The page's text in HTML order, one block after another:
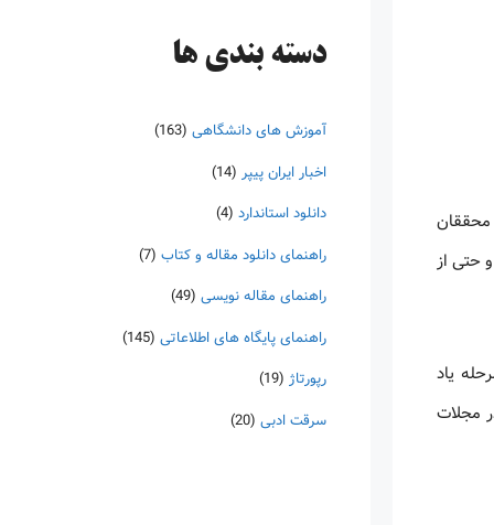
محققان
حتی از
یاد
مجلات
دسته‌ بندی ها
آموزش های دانشگاهی (163)
اخبار ایران پیپر (14)
دانلود استاندارد (4)
راهنمای دانلود مقاله و کتاب (7)
راهنمای مقاله نویسی (49)
راهنمای پایگاه های اطلاعاتی (145)
رپورتاژ (19)
سرقت ادبی (20)